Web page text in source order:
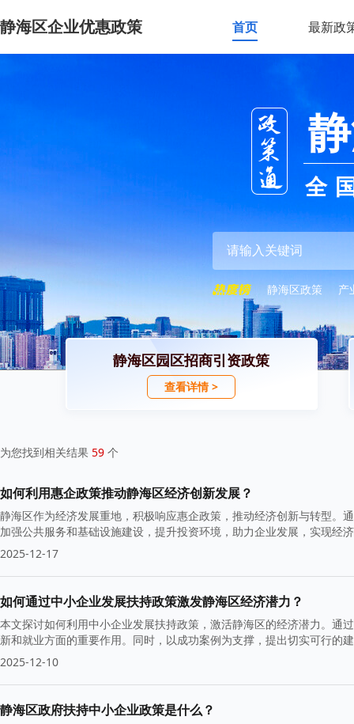
静海区企业优惠政策 首页 最新政
全
静海区政策 产
静海区园区招商引资政策
查看详情 >
为您找到相关结果 59 个
如何利用惠企政策推动静海区经济创新发展？
静海区作为经济发展重地，积极响应惠企政策，推动经济创新与转型。
加强公共服务和基础设施建设，提升投资环境，助力企业发展，实现经
2025-12-17
如何通过中小企业发展扶持政策激发静海区经济潜力？
本文探讨如何利用中小企业发展扶持政策，激活静海区的经济潜力。通
新和就业方面的重要作用。同时，以成功案例为支撑，提出切实可行的
2025-12-10
静海区政府扶持中小企业政策是什么？